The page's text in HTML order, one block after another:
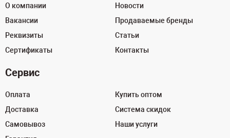
О компании
Вакансии
Реквизиты
Сертификаты
Новости
Продаваемые бренды
Статьи
Контакты
Сервис
Оплата
Доставка
Самовывоз
Купить оптом
Система скидок
Наши услуги